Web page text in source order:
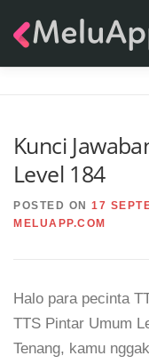
Kunci
Level 184
POSTED ON 17
MELUAPP.COM
Halo para pecinta
TTS Pintar Umum
Tenang, kamu